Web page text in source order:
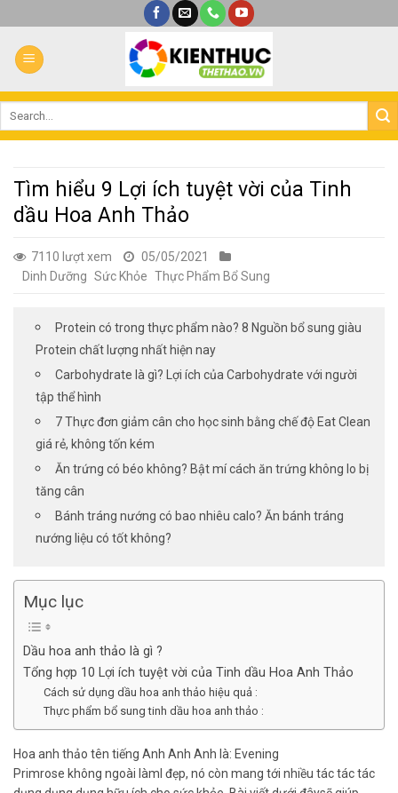
qua
nội
dung
Tìm hiểu 9 Lợi ích tuyệt vời của Tinh
dầu Hoa Anh Thảo
7110 lượt xem
05/05/2021
Dinh Dưỡng Sức Khỏe Thực Phẩm Bổ Sung
Protein có trong thực phẩm nào? 8 Nguồn bổ sung giàu
Protein chất lượng nhất hiện nay
Carbohydrate là gì? Lợi ích của Carbohydrate với người
tập thể hình
7 Thực đơn giảm cân cho học sinh bằng chế độ Eat Clean
giá rẻ, không tốn kém
Ăn trứng có béo không? Bật mí cách ăn trứng không lo bị
tăng cân
Bánh tráng nướng có bao nhiêu calo? Ăn bánh tráng
nướng liệu có tốt không?
Mục lục
Dầu hoa anh thảo là gì ?
Tổng hợp 10 Lợi ích tuyệt vời của Tinh dầu Hoa Anh Thảo
Cách sử dụng dầu hoa anh thảo hiệu quả :
Thực phẩm bổ sung tinh dầu hoa anh thảo :
Hoa anh thảo tên tiếng Anh Anh Anh là: Evening
Primrose không ngoài làml đẹp, nó còn mang tới nhiều tác tác tác